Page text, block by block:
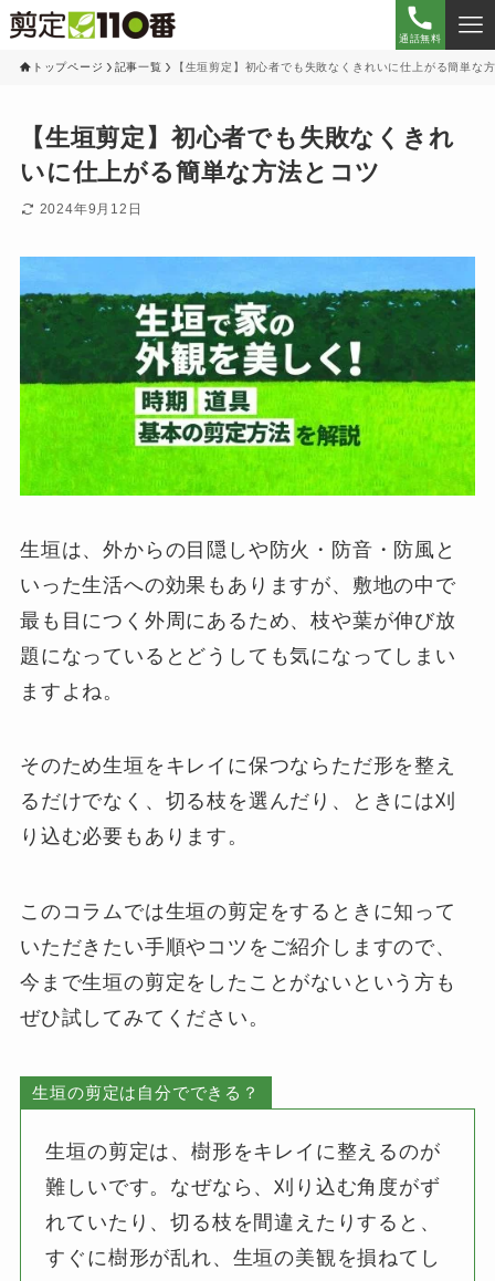
通話無料
トップページ 記事一覧 【生垣剪定】初心者でも失敗なくきれいに仕上がる簡単な
【生垣剪定】初心者でも失敗なくきれ
いに仕上がる簡単な方法とコツ
2024年9月12日
生垣は、外からの目隠しや防火・防音・防風と
いった生活への効果もありますが、敷地の中で
最も目につく外周にあるため、枝や葉が伸び放
題になっているとどうしても気になってしまい
ますよね。
そのため生垣をキレイに保つならただ形を整え
るだけでなく、切る枝を選んだり、ときには刈
り込む必要もあります。
このコラムでは生垣の剪定をするときに知って
いただきたい手順やコツをご紹介しますので、
今まで生垣の剪定をしたことがないという方も
ぜひ試してみてください。
生垣の剪定は自分でできる？
生垣の剪定は、樹形をキレイに整えるのが
難しいです。なぜなら、刈り込む角度がず
れていたり、切る枝を間違えたりすると、
すぐに樹形が乱れ、生垣の美観を損ねてし